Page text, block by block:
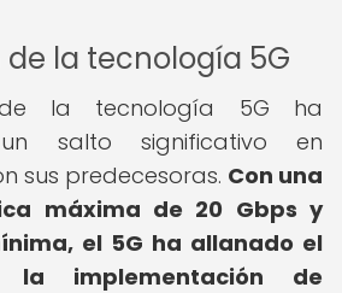
de la tecnología 5G
la tecnología 5G ha
salto significativo en
sus predecesoras. Con una
máxima de 20 Gbps y
el 5G ha allanado el
la implementación de